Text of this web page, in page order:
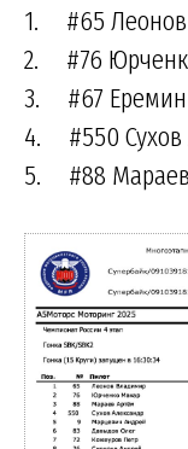
1. #65 Леонов
2. #76
3. #67 Еремин
4. #550 Сухов
5. #88 Мараев